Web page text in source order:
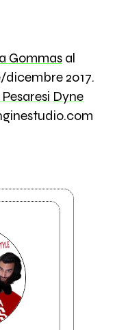
Gommasal
2017.
Dyne